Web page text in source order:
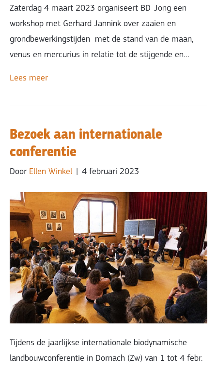
Zaterdag 4 maart 2023 organiseert BD-Jong een
workshop met Gerhard Jannink over zaaien en
grondbewerkingstijden met de stand van de maan,
venus en mercurius in relatie tot de stijgende en…
Lees meer
Bezoek aan internationale
conferentie
Door Ellen Winkel 4 februari 2023
Tijdens de jaarlijkse internationale biodynamische
landbouwconferentie in Dornach (Zw) van 1 tot 4 febr.